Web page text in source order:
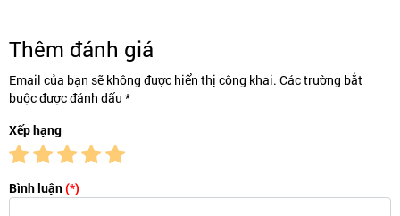
Thêm đánh giá
Email của bạn sẽ không được hiển thị công khai. Các trường bắt
buộc được đánh dấu *
Xếp hạng
Bình luận(*)